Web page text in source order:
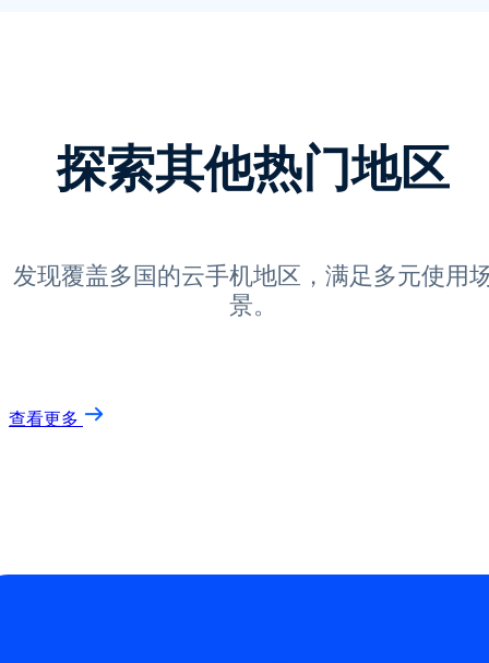
探索其他热门地区
发现覆盖多国的云手机地区，满足多元使用
景。
查看更多